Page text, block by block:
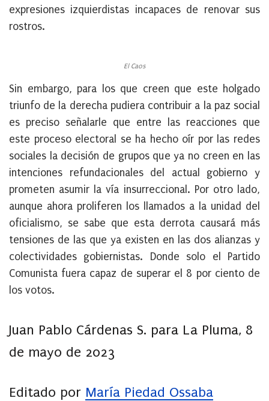
expresiones izquierdistas incapaces de renovar sus
rostros.
El Caos
Sin embargo, para los que creen que este holgado
triunfo de la derecha pudiera contribuir a la paz social
es preciso señalarle que entre las reacciones que
este proceso electoral se ha hecho oír por las redes
sociales la decisión de grupos que ya no creen en las
intenciones refundacionales del actual gobierno y
prometen asumir la vía insurreccional. Por otro lado,
aunque ahora proliferen los llamados a la unidad del
oficialismo, se sabe que esta derrota causará más
tensiones de las que ya existen en las dos alianzas y
colectividades gobiernistas. Donde solo el Partido
Comunista fuera capaz de superar el 8 por ciento de
los votos.
Juan Pablo Cárdenas S. para La Pluma, 8
de mayo de 2023
Editado por María Piedad Ossaba